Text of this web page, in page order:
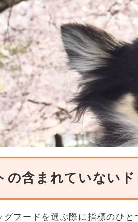
の含まれていない
グフードを選ぶ際に指標のひと